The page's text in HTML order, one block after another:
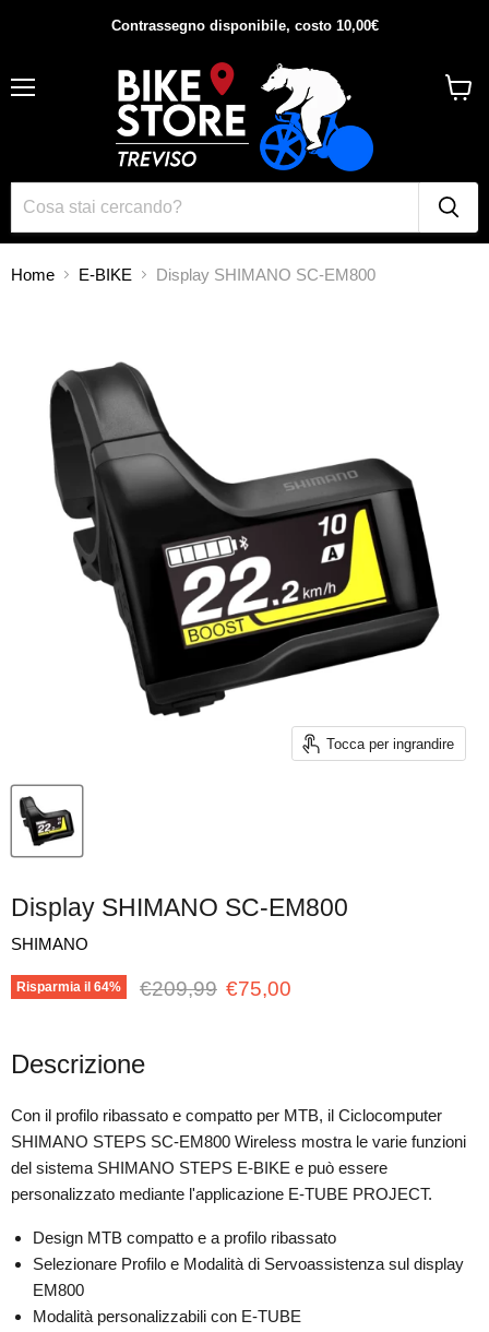
Contrassegno disponibile, costo 10,00€
Home E-BIKE Display SHIMANO SC-EM800
Tocca per ingrandire
Display SHIMANO SC-EM800
SHIMANO
Risparmia il 64% Prezzo originale
€209,99 Prezzo attuale
€75,00
Descrizione
Con il profilo ribassato e compatto per MTB, il Ciclocomputer
SHIMANO STEPS SC-EM800 Wireless mostra le varie funzioni
del sistema SHIMANO STEPS E-BIKE e può essere
personalizzato mediante l'applicazione E-TUBE PROJECT.
Design MTB compatto e a profilo ribassato
Selezionare Profilo e Modalità di Servoassistenza sul display
EM800
Modalità personalizzabili con E-TUBE